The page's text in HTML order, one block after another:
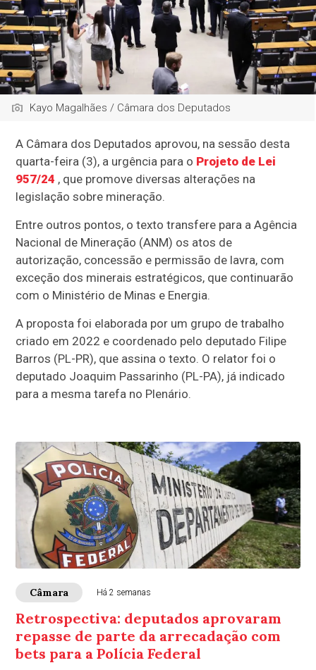
Kayo Magalhães / Câmara dos Deputados
A Câmara dos Deputados aprovou, na sessão desta
quarta-feira (3), a urgência para o Projeto de Lei
957/24 , que promove diversas alterações na
legislação sobre mineração.
Entre outros pontos, o texto transfere para a Agência
Nacional de Mineração (ANM) os atos de
autorização, concessão e permissão de lavra, com
exceção dos minerais estratégicos, que continuarão
com o Ministério de Minas e Energia.
A proposta foi elaborada por um grupo de trabalho
criado em 2022 e coordenado pelo deputado Filipe
Barros (PL-PR), que assina o texto. O relator foi o
deputado Joaquim Passarinho (PL-PA), já indicado
para a mesma tarefa no Plenário.
Câmara Há 2 semanas
Retrospectiva: deputados aprovaram
repasse de parte da arrecadação com
bets para a Polícia Federal